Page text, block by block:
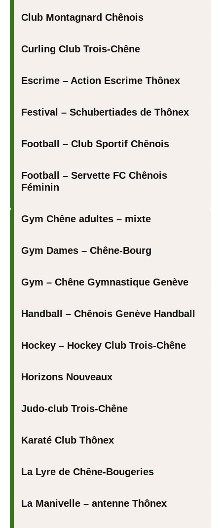
Club Montagnard Chênois
Curling Club Trois-Chêne
Escrime – Action Escrime Thônex
Festival – Schubertiades de Thônex
Football – Club Sportif Chênois
Football – Servette FC Chênois
Féminin
Gym – Chêne Gymnastique Genève
Gym Chêne adultes – mixte
Gym Dames – Chêne-Bourg
Handball – Chênois Genève Handball
Hockey – Hockey Club Trois-Chêne
Horizons Nouveaux
Judo-club Trois-Chêne
Karaté Club Thônex
La Lyre de Chêne-Bougeries
La Manivelle – antenne Thônex